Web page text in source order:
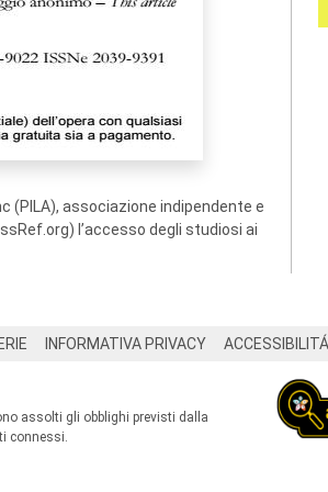
(PILA), associazione indipendente e
l’accesso degli studiosi ai
INFORMATIVA PRIVACY ACCESSIBILITÁ
assolti gli obblighi previsti dalla
connessi.